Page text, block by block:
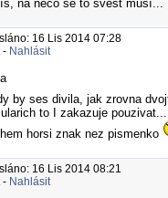
na něco se to svést musí...
16 Lis 2014 07:28
- Nahlásit
by ses divila, jak zrovna
to I zakazuje
horsi znak nez pismenko
16 Lis 2014 08:21
- Nahlásit